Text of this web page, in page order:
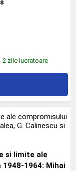
zile lucratoare
si limite ale
1964: Mihai